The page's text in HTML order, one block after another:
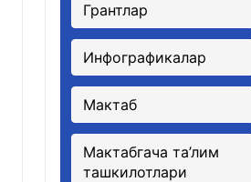
Грантлар
Инфографикалар
Мактаб
Мактабгача та’лим
ташкилотлари